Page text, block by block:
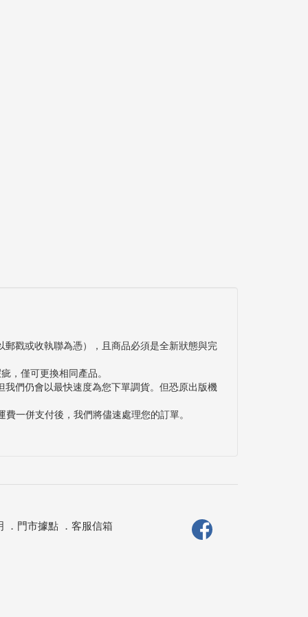
戳或收執聯為憑），且商品必須是全新狀態與完
，僅可更換相同產品。
們仍會以最快速度為您下單調貨。但恐原出版機
一併支付後，我們將儘速處理您的訂單。
． 門市據點． 客服信箱